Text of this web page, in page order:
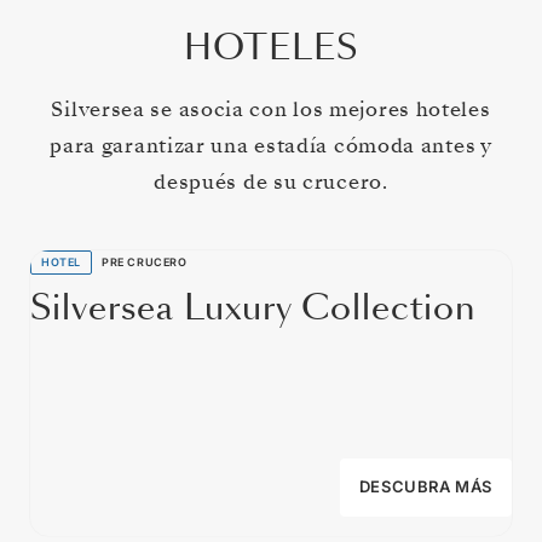
HOTELES
Silversea se asocia con los mejores hoteles
para garantizar una estadía cómoda antes y
después de su crucero.
HOTEL PRE CRUCERO
Silversea Luxury Collection
DESCUBRA MÁS